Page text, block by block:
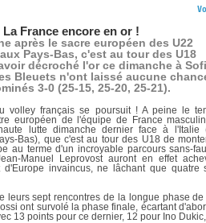
La France encore en or !
après le sacre européen des U22
Pays-Bas, c'est au tour des U18
décroché l'or ce dimanche à
Bleuets n'ont laissé aucune
3-0 (25-15, 25-20, 25-21).
volley français se poursuit ! A peine le
européen de l'équipe de France
lutte dimanche dernier face à l'Italie
Bas), que c'est au tour des U18 de
au terme d'un incroyable parcours sans-
Manuel Leprovost auront en effet
d'Europe invaincus, ne lâchant que quatre
leurs sept rencontres de la longue phase
ont survolé la phase finale, écartant
13 points pour ce dernier, 12 pour Ino